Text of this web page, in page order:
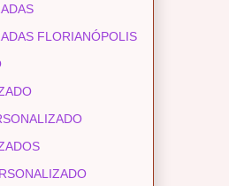
FLORIANÓPOLIS